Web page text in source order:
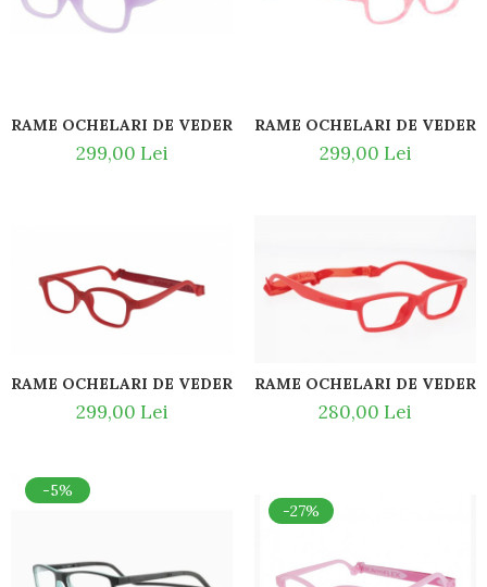
RAME OCHELARI DE VEDERE MIRAFLEX MIKE 0
299,00 Lei 299,00 Lei
RAME OCHELARI DE VEDERE MIRAFLEX MIKE 2
299,00 Lei
RAME OCHELARI DE
280,00 Lei
-5%
-27%